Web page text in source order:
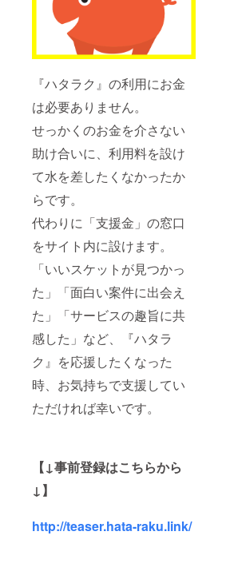
『ハタラク』の利用にお金
は必要ありません。
せっかくのお金を介さない
助け合いに、利用料を設け
て水を差したくなかったか
らです。
代わりに「支援金」の窓口
をサイト内に設けます。
「いいスケットが見つかっ
た」「面白い案件に出会え
た」「サービスの趣旨に共
感した」など、『ハタラ
ク』を応援したくなった
時、お気持ちで支援してい
ただければ幸いです。
【↓事前登録はこちらから
↓】
http://teaser.hata-raku.link/